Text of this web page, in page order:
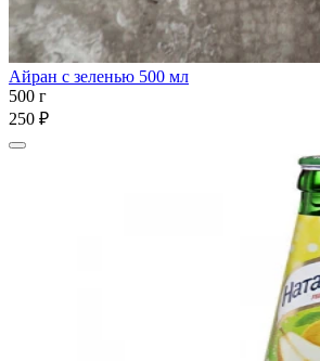
Айран с зеленью 500 мл
500 г
250 ₽